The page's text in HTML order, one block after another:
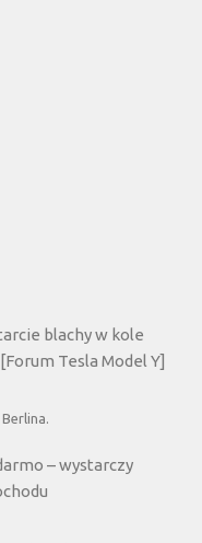
blachy w kole
Tesla Model Y]
– wystarczy